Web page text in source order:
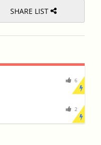
SHARE LIST
6
2